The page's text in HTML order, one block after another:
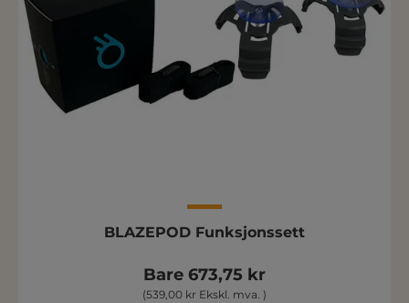
BLAZEPOD Funksjonssett
Bare 673,75 kr
(539,00 kr Ekskl. mva. )